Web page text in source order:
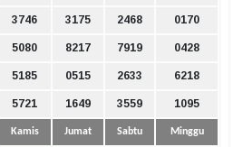
3746 3175 2468 0170
5080 8217 7919 0428
5185 0515 2633 6218
5721 1649 3559 1095
Kamis Jumat Sabtu Minggu